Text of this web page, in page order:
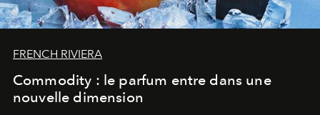
FRENCH RIVIERA
Commodity : le parfum entre dans une
nouvelle dimension